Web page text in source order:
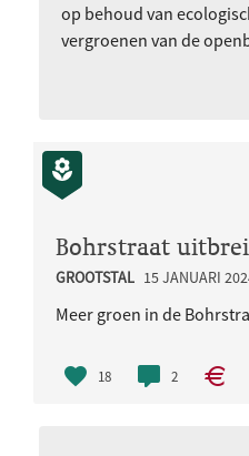
op behoud van
vergroenen van de
Bohrstraat
GROOTSTAL 15 JANUARI
Meer groen in de
18 2